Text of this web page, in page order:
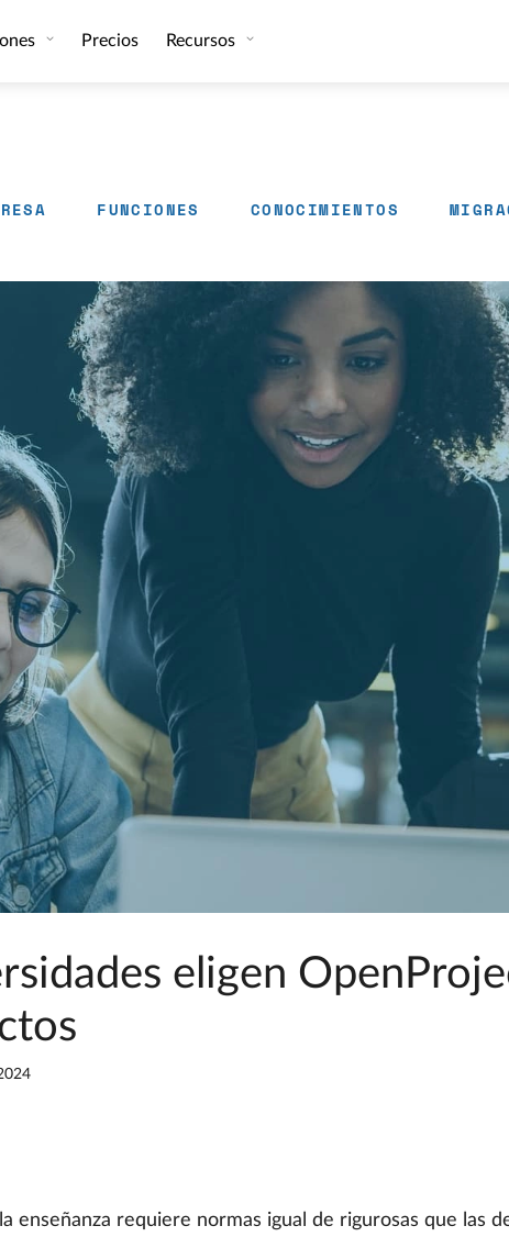
Precios Recursos
FUNCIONES CONOCIMIENTOS
eligen
enseñanza requiere normas igual de rigurosas que las